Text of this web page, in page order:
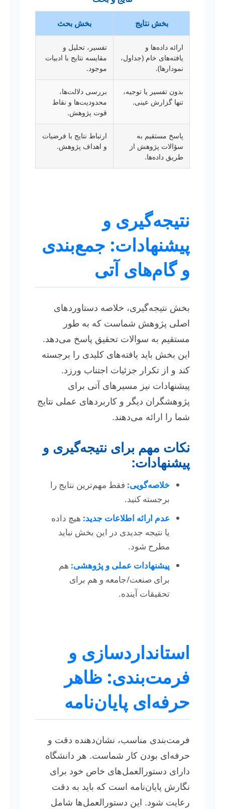
بخش نتایج بخش بحث
ارائه داده‌ها و
یافته‌های خام (جداول،
نمودارها).
تفسیر، تحلیل و
مقایسه نتایج با ادبیات
موجود.
بدون تفسیر یا توجیه،
تنها گزارش عینی.
بررسی دلالت‌ها،
محدودیت‌ها و نقاط
قوت پژوهش.
پاسخ مستقیم به
سؤالات پژوهش از
طریق داده‌ها.
ارتباط نتایج با فرضیات
و اهداف پژوهش.
نتیجه‌گیری و
پیشنهادات: جمع‌بندی
و گام‌های آتی
بخش نتیجه‌گیری، خلاصه دستاوردهای
اصلی پژوهش شماست که به طور
مستقیم به سوالات تحقیق پاسخ می‌دهد.
این بخش باید یافته‌های کلیدی را برجسته
کند و از تکرار جزئیات اجتناب ورزد.
پیشنهادات نیز مسیرهای آتی برای
پژوهشگران دیگر و کاربردهای عملی نتایج
شما را ارائه می‌دهند.
نکات مهم برای نتیجه‌گیری و
پیشنهادات:
خلاصه‌گویی: فقط مهم‌ترین نتایج را
برجسته کنید.
عدم ارائه اطلاعات جدید: هیچ داده
یا نتیجه جدیدی در این بخش نباید
مطرح شود.
پیشنهادات عملی و پژوهشی: هم
برای صنعت/جامعه و هم برای
تحقیقات آینده.
استانداردسازی و
فرمت‌بندی: ظاهر
حرفه‌ای پایان‌نامه
فرمت‌بندی مناسب، نشان‌دهنده دقت و
حرفه‌ای بودن کار شماست. هر دانشگاه
دارای دستورالعمل‌های خاص خود برای
نگارش پایان‌نامه است که باید به دقت
رعایت شود. این دستورالعمل‌ها شامل